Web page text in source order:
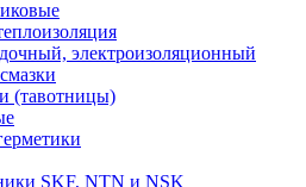
электроизоляционный
(тавотницы)
SKF, NTN и NSK